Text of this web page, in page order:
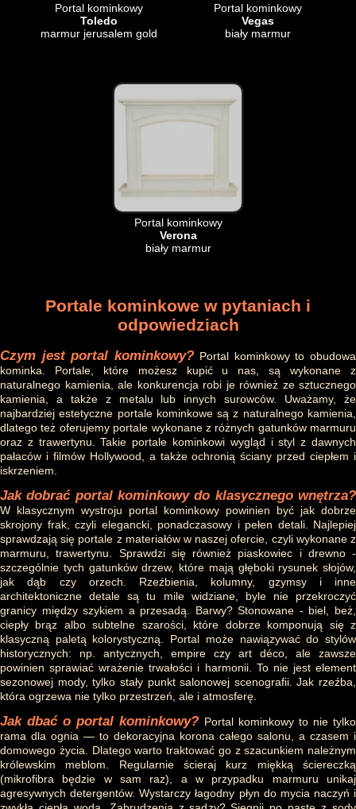
Portal kominkowy
Toledo
marmur jerusalem gold
Portal kominkowy
Vegas
biały marmur
Portal kominkowy
Verona
biały marmur
Portale kominkowe w pytaniach i
odpowiedziach
Czym jest portal kominkowy? Portal kominkowy to obudowa
kominka. Portale, które możesz kupić u nas, są wykonane z
naturalnego kamienia, ale konkurencja robi je również ze sztucznego
kamienia, a także z metalu lub innych surowców. Uważamy, że
najbardziej estetyczne portale kominkowe są z naturalnego kamienia,
dlatego też oferujemy portale wykonane z różnych gatunków marmuru
oraz z trawertynu. Takie portale kominkowi wygląd i styl z dawnych
pałaców i filmów Hollywood, a także ochronią ściany przed ciepłem i
iskrzeniem.
Jak dobrać portal kominkowy do klasycznego wnętrza?
W klasycznym wystroju portal kominkowy powinien być jak dobrze
skrojony frak, czyli elegancki, ponadczasowy i pełen detali. Najlepiej
sprawdzają się portale z materiałów w naszej ofercie, czyli wykonane z
marmuru, trawertynu. Sprawdzi się również piaskowiec i drewno -
szczególnie tych gatunków drzew, które mają głęboki rysunek słojów,
jak dąb czy orzech. Rzeźbienia, kolumny, gzymsy i inne
architektoniczne detale są tu mile widziane, byle nie przekroczyć
granicy między szykiem a przesadą. Barwy? Stonowane - biel, beż,
ciepły brąz albo subtelne szarości, które dobrze komponują się z
klasyczną paletą kolorystyczną. Portal może nawiązywać do stylów
historycznych: np. antycznych, empire czy art déco, ale zawsze
powinien sprawiać wrażenie trwałości i harmonii. To nie jest element
sezonowej mody, tylko stały punkt salonowej scenografii. Jak rzeźba,
która ogrzewa nie tylko przestrzeń, ale i atmosferę.
Jak dbać o portal kominkowy? Portal kominkowy to nie tylko
rama dla ognia — to dekoracyjna korona całego salonu, a czasem i
domowego życia. Dlatego warto traktować go z szacunkiem należnym
królewskim meblom. Regularnie ścieraj kurz miękką ściereczką
(mikrofibra będzie w sam raz), a w przypadku marmuru unikaj
agresywnych detergentów. Wystarczy łagodny płyn do mycia naczyń i